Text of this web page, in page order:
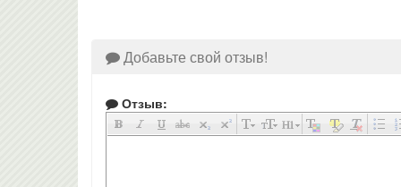
Добавьте свой отзыв!
Отзыв: